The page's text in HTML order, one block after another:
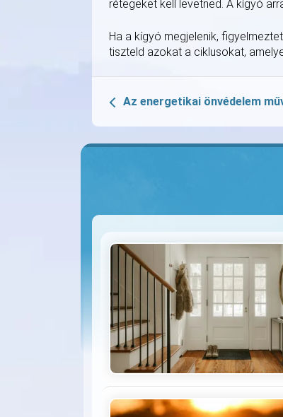
rétegeket kell levetned. A kígyó
Ha a kígyó megjelenik,
tiszteld azokat a ciklusokat,
Az energetikai önvédelem